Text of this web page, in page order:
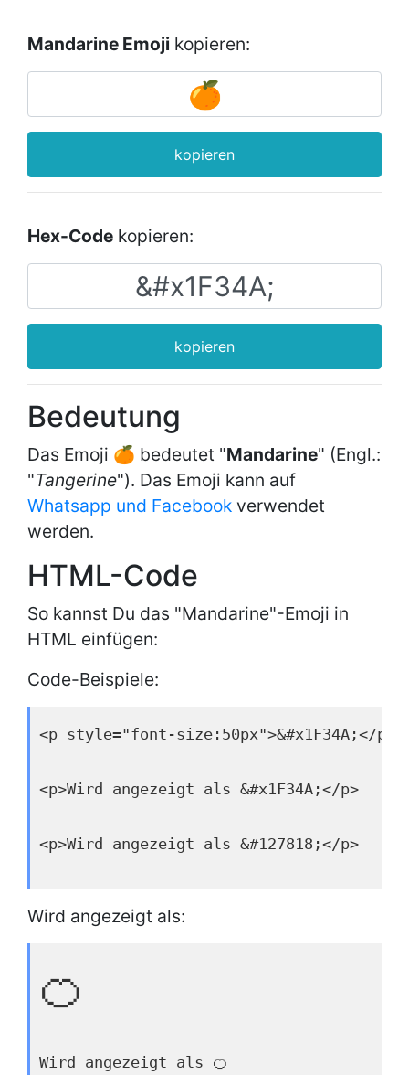
Mandarine Emoji kopieren:
kopieren
Hex-Code kopieren:
kopieren
Bedeutung
Das Emoji 🍊 bedeutet "Mandarine" (Engl.:
"Tangerine"). Das Emoji kann auf
Whatsapp und Facebook verwendet
werden.
HTML-Code
So kannst Du das "Mandarine"-Emoji in
HTML einfügen:
Code-Beispiele:
<p style="font-size:50px">&#x1F34A;</p>
<p>Wird angezeigt als &#x1F34A;</p>
<p>Wird angezeigt als &#127818;</p>
Wird angezeigt als:
🍊
Wird angezeigt als 🍊